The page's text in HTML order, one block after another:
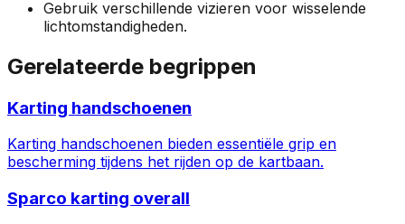
Gebruik verschillende vizieren voor wisselende
lichtomstandigheden.
Gerelateerde begrippen
Karting handschoenen
Karting handschoenen bieden essentiële grip en
bescherming tijdens het rijden op de kartbaan.
Sparco karting overall